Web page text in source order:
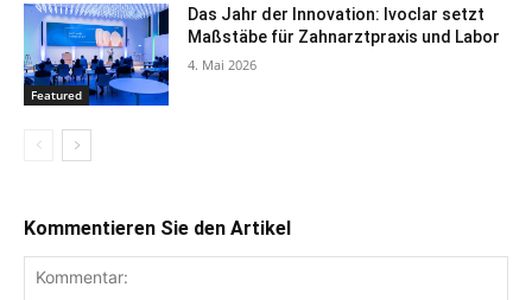
Featured
Das Jahr der Innovation: Ivoclar setzt
Maßstäbe für Zahnarztpraxis und Labor
4. Mai 2026
Kommentieren Sie den Artikel